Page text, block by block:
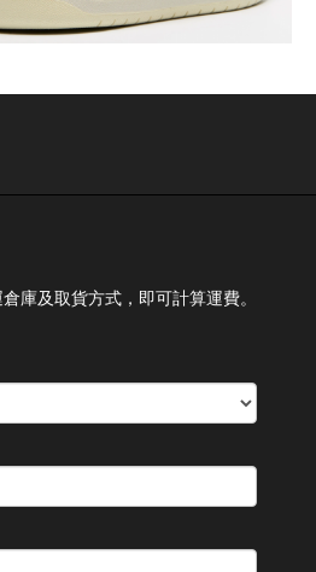
庫及取貨方式，即可計算運費。